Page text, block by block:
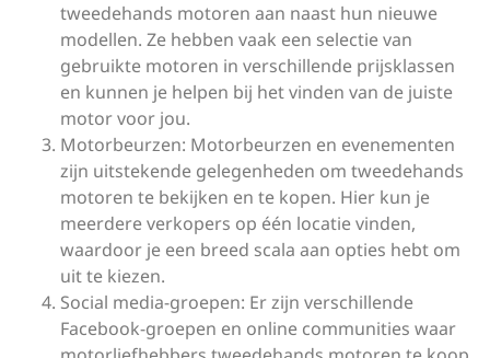
tweedehands motoren aan naast hun nieuwe
modellen. Ze hebben vaak een selectie van
gebruikte motoren in verschillende prijsklassen
en kunnen je helpen bij het vinden van de juiste
motor voor jou.
Motorbeurzen: Motorbeurzen en evenementen
zijn uitstekende gelegenheden om tweedehands
motoren te bekijken en te kopen. Hier kun je
meerdere verkopers op één locatie vinden,
waardoor je een breed scala aan opties hebt om
uit te kiezen.
Social media-groepen: Er zijn verschillende
Facebook-groepen en online communities waar